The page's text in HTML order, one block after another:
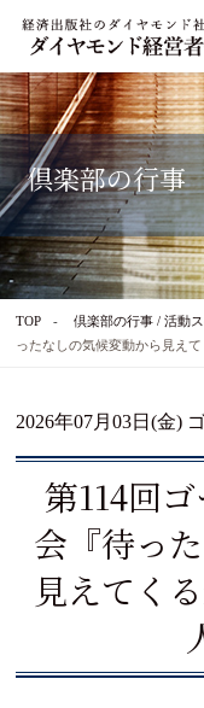
倶楽部の行事
TOP 倶楽部の行事 / 活動
ったなしの気候変動から見え
2026年07月03日(金)
第114回
会『待っ
見えてく